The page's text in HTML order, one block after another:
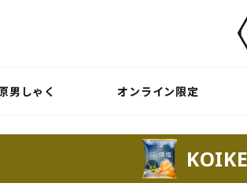
男しゃく オンライン限定